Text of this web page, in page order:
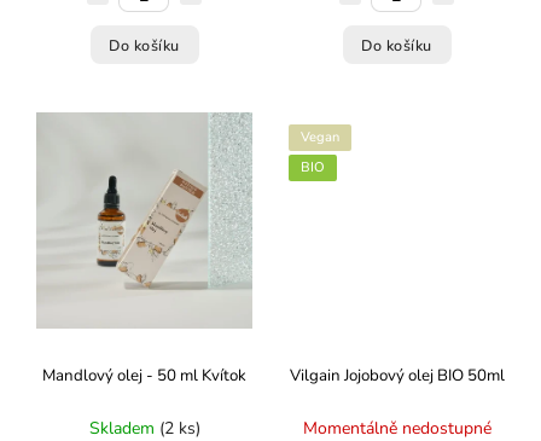
Do košíku Do košíku
Mandlový olej - 50 ml Kvítok
Skladem (2 ks)
Vegan
BIO
Vilgain Jojobový olej BIO 50ml
Momentálně nedostupné